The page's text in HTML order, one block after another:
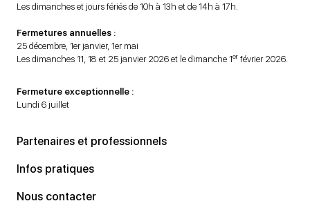
Les dimanches et jours fériés de 10h à 13h et de 14h à 17h.
Fermetures annuelles :
25 décembre, 1er janvier, 1er mai
Les dimanches 11, 18 et 25 janvier 2026 et le dimanche 1er février 2026.
Fermeture exceptionnelle :
Lundi 6 juillet
Partenaires et professionnels
Infos pratiques
Nous contacter